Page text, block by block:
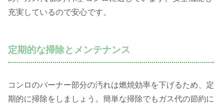
充実しているので安心です。
定期的な掃除とメンテナンス
コンロのバーナー部分の汚れは燃焼効率を下げるため、定
期的に掃除をしましょう。簡単な掃除でもガス代の節約に